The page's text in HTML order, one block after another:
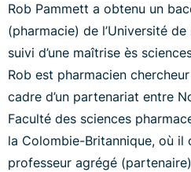
Rob Pammett a obtenu un
(pharmacie) de l’Université
suivi d’une maîtrise ès
Rob est pharmacien
cadre d’un partenariat entre
Faculté des sciences
la Colombie-Britannique, où il
professeur agrégé